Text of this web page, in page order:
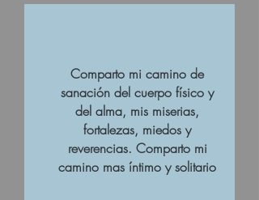
Comparto mi camino de
sanación del cuerpo físico y
del alma, mis miserias,
fortalezas, miedos y
reverencias. Comparto mi
camino mas íntimo y solitario